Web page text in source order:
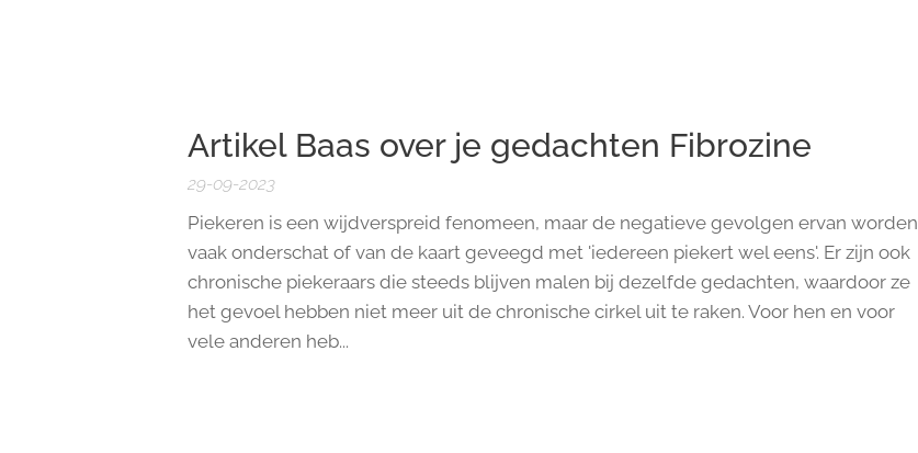
Artikel Baas over je gedachten Fibrozine
29-09-2023
Piekeren is een wijdverspreid fenomeen, maar de negatieve gevolgen ervan worden
vaak onderschat of van de kaart geveegd met 'iedereen piekert wel eens'. Er zijn ook
chronische piekeraars die steeds blijven malen bij dezelfde gedachten, waardoor ze
het gevoel hebben niet meer uit de chronische cirkel uit te raken. Voor hen en voor
vele anderen heb...